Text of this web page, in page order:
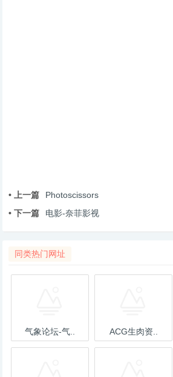
• 上一篇
Photoscissors
• 下一篇
电影-奈菲影视
同类热门网址
气象论坛-气.. ACG生肉资..